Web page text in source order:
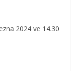
2024 ve 14.30